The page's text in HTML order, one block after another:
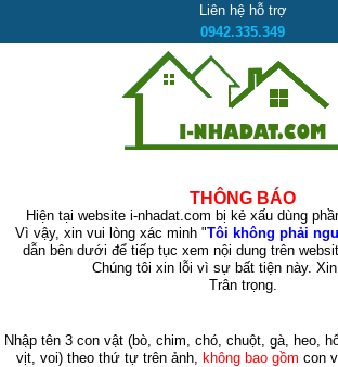
Liên hệ hỗ trợ
0942.335.349
THÔNG BÁO
Hiện tại website i-nhadat.com bị kẻ xấu dùng
Vì vậy, xin vui lòng xác minh "Tôi không phải
dẫn bên dưới để tiếp tục xem nội dung trên
Chúng tôi xin lỗi vì sự bất tiện này.
Trân trọng.
Nhập tên 3 con vật (bò, chim, chó, chuột, gà, heo,
vịt, voi)theo thứ tự trên ảnh, không bao gồm con